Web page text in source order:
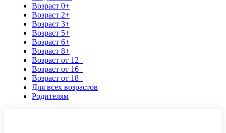
Возраст 0+
Возраст 2+
Возраст 3+
Возраст 5+
Возраст 6+
Возраст 8+
Возраст от 12+
Возраст от 16+
Возраст от 18+
Для всех возрастов
Родителям